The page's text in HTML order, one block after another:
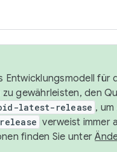
Entwicklungsmodell für
gewährleisten, den
latest-release ,
verweist immer
finden Sie unter